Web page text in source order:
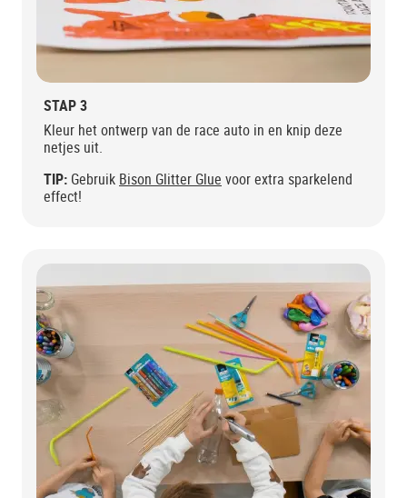
STAP 3
Kleur het ontwerp van de race auto in en knip deze
netjes uit.
TIP: Gebruik Bison Glitter Glue voor extra sparkelend
effect!